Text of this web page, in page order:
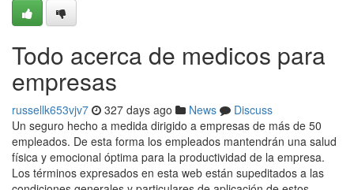
Todo acerca de medicos para
empresas
russellk653vjv7 327 days ago News
Discuss
Un seguro hecho a medida dirigido a empresas de más de 50
empleados. De esta forma los empleados mantendrán una salud
física y emocional óptima para la productividad de la empresa.
Los términos expresados en esta web están supeditados a las